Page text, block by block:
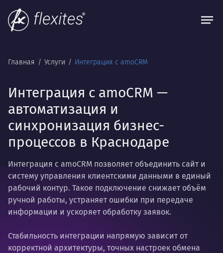
Главная Услуги Интеграция с amoCRM
Интеграция с amoCRM —
автоматизация и
синхронизация бизнес-
процессов в Краснодаре
Интеграция с amoCRM позволяет объединить сайт и
систему управления клиентскими данными в единый
рабочий контур. Такое подключение снижает объём
ручной работы, устраняет ошибки при передаче
информации и ускоряет обработку заявок.
Стабильность интеграции напрямую зависит от
корректной архитектуры, точных настроек обмена